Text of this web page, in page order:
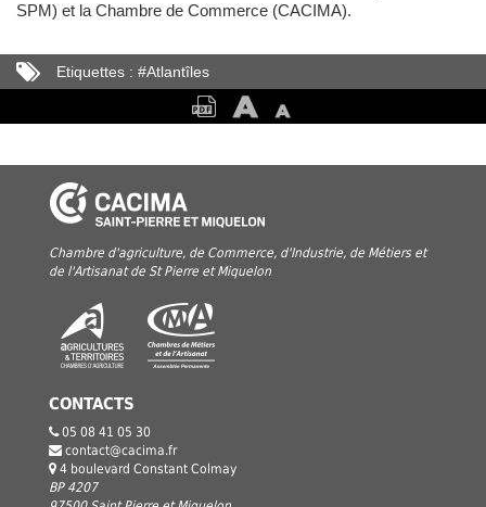
SPM) et la Chambre de Commerce (CACIMA).
Etiquettes : #Atlantîles
Chambre d'agriculture, de Commerce, d'Industrie, de Métiers et
de l'Artisanat de St Pierre et Miquelon
CONTACTS
05 08 41 05 30
contact@cacima.fr
4 boulevard Constant Colmay
BP 4207